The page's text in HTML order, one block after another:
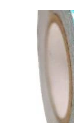
Купить в 1 клик
В избранное
Небесно-голубой